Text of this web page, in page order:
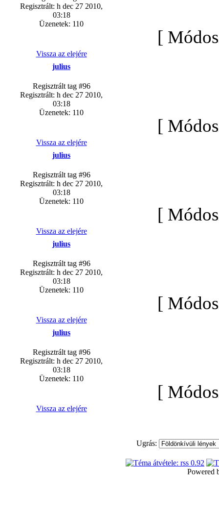
Regisztrált: h dec 27 2010,
03:18
Üzenetek: 110
[
Vissza az elejére
julius
Regisztrált tag #96
Regisztrált: h dec 27 2010,
03:18
Üzenetek: 110
[
Vissza az elejére
julius
Regisztrált tag #96
Regisztrált: h dec 27 2010,
03:18
Üzenetek: 110
[
Vissza az elejére
julius
Regisztrált tag #96
Regisztrált: h dec 27 2010,
03:18
Üzenetek: 110
[
Vissza az elejére
julius
Regisztrált tag #96
Regisztrált: h dec 27 2010,
03:18
Üzenetek: 110
[
Vissza az elejére
Ugrás:
Powered